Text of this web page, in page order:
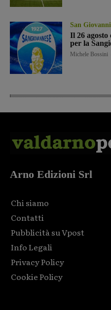
San
Il 26 agosto
per la
Michele Bossini
Arno Edizioni Srl
Chi siamo
Contatti
Pubblicità su Vpost
Info Legali
Privacy Policy
Cookie Policy